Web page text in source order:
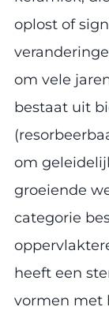
oplost of
om vele
bestaat uit
om
groeiende
categorie
heeft een
vormen met